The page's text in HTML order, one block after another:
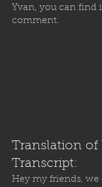
Yvan, you can find
comment.
Translation of
Transcript:
Hey my friends,